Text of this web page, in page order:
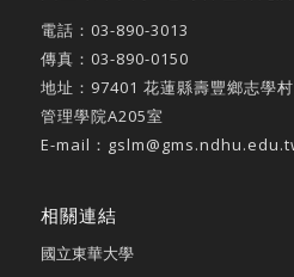
電話： 03-890-3013
傳真：03-890-0150
地址： 97401 花蓮縣壽豐鄉志學
管理學院A205室
E-mail：
相關連結
國立東華大學